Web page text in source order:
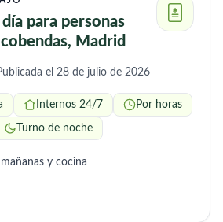
para personas
Madrid
el 28 de julio de 2026
Internos 24/7 Por horas
Turno de noche
y cocina